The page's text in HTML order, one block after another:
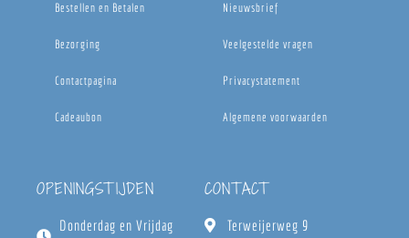
Bestellen en Betalen
Bezorging
Contactpagina
Cadeaubon
Nieuwsbrief
Veelgestelde vragen
Privacystatement
Algemene voorwaarden
OPENINGSTIJDEN
Donderdag en Vrijdag
CONTACT
Terweijerweg 9